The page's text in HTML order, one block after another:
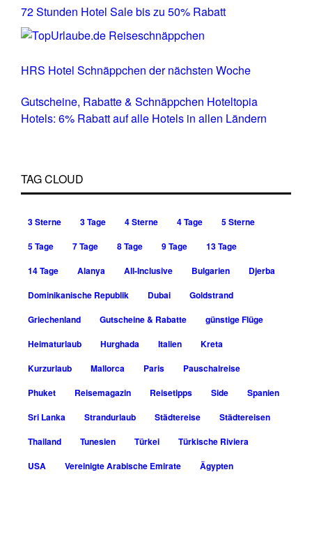
72 Stunden Hotel Sale bis zu 50% Rabatt
HRS Hotel Schnäppchen der nächsten Woche
Gutscheine, Rabatte & Schnäppchen Hoteltopia
Hotels: 6% Rabatt auf alle Hotels in allen Ländern
TAG CLOUD
3 Sterne 3 Tage 4 Sterne 4 Tage
5 Sterne
5 Tage
7 Tage 8 Tage 9 Tage
13 Tage
14 Tage
Alanya All-Inclusive Bulgarien
Djerba
Dominikanische Republik
Dubai
Goldstrand
Griechenland
Gutscheine & Rabatte
günstige Flüge
Heimaturlaub
Hurghada Italien
Kreta
Kurzurlaub
Mallorca Paris
Pauschalreise
Phuket
Reisemagazin Reisetipps Side
Spanien
Sri Lanka
Strandurlaub Städtereise
Städtereisen
Thailand
Tunesien Türkei
Türkische Riviera
USA
Vereinigte Arabische Emirate Ägypten